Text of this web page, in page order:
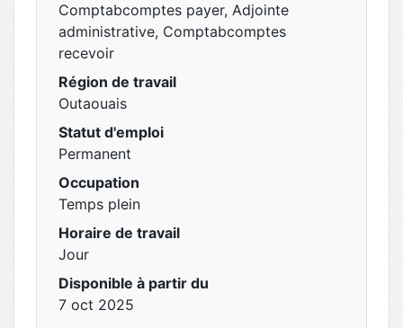
Comptabcomptes payer, Adjointe
administrative, Comptabcomptes
recevoir
Région de travail
Outaouais
Statut d'emploi
Permanent
Occupation
Temps plein
Horaire de travail
Jour
Disponible à partir du
7 oct 2025